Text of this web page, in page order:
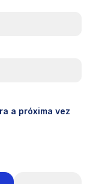
a próxima vez